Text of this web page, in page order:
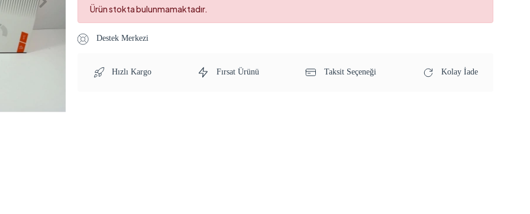
Ürün stokta bulunmamaktadır.
Destek Merkezi
Hızlı Kargo Fırsat Ürünü Taksit Seçeneği Kolay İade